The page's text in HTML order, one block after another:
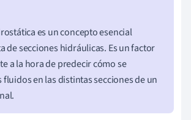
es un concepto esencial
de secciones hidráulicas. Es un factor
a la hora de predecir cómo se
en las distintas secciones de un